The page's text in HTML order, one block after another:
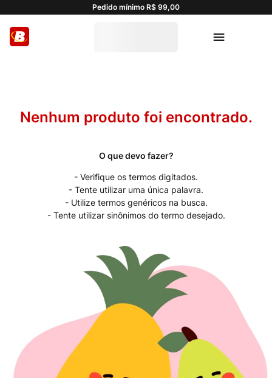
Pedido mínimo R$ 99,00
Verifique os termos digitados.
Tente utilizar uma única palavra.
Utilize termos genéricos na busca.
Tente utilizar sinônimos do termo desejado.